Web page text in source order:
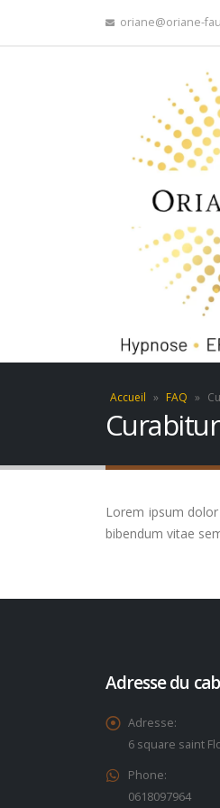
oriane@oriane-
Accueil » FAQ »
Lorem ipsum
bibendum vitae
Adresse du
Adresse:
6 square saint
Phone:
0618097964